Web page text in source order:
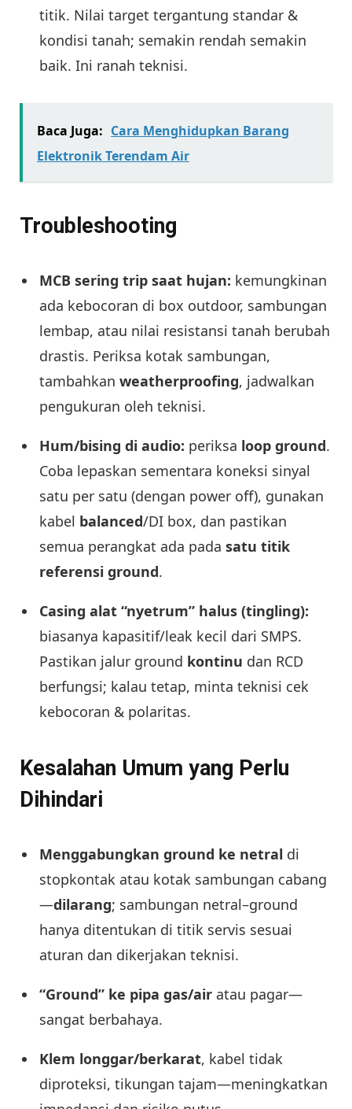
titik. Nilai target tergantung standar &
kondisi tanah; semakin rendah semakin
baik. Ini ranah teknisi.
Baca Juga: Cara Menghidupkan Barang
Elektronik Terendam Air
Troubleshooting
MCB sering trip saat hujan: kemungkinan
ada kebocoran di box outdoor, sambungan
lembap, atau nilai resistansi tanah berubah
drastis. Periksa kotak sambungan,
tambahkan weatherproofing, jadwalkan
pengukuran oleh teknisi.
Hum/bising di audio: periksa loop ground.
Coba lepaskan sementara koneksi sinyal
satu per satu (dengan power off), gunakan
kabel balanced/DI box, dan pastikan
semua perangkat ada pada satu titik
referensi ground.
Casing alat “nyetrum” halus (tingling):
biasanya kapasitif/leak kecil dari SMPS.
Pastikan jalur ground kontinu dan RCD
berfungsi; kalau tetap, minta teknisi cek
kebocoran & polaritas.
Kesalahan Umum yang Perlu
Dihindari
Menggabungkan ground ke netral di
stopkontak atau kotak sambungan cabang
—dilarang; sambungan netral–ground
hanya ditentukan di titik servis sesuai
aturan dan dikerjakan teknisi.
“Ground” ke pipa gas/air atau pagar—
sangat berbahaya.
Klem longgar/berkarat, kabel tidak
diproteksi, tikungan tajam—meningkatkan